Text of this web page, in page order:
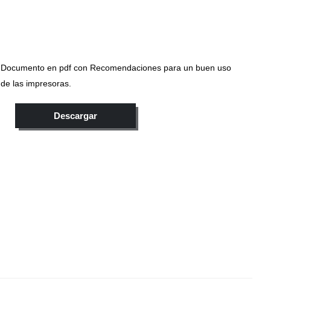
Documento en pdf con Recomendaciones para un buen uso
de las impresoras.
Descargar